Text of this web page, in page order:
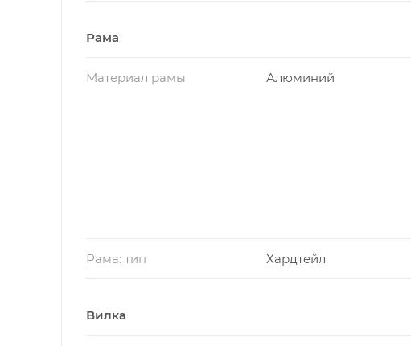
Рама
Материал рамы Алюминий
Рама: тип Хардтейл
Вилка